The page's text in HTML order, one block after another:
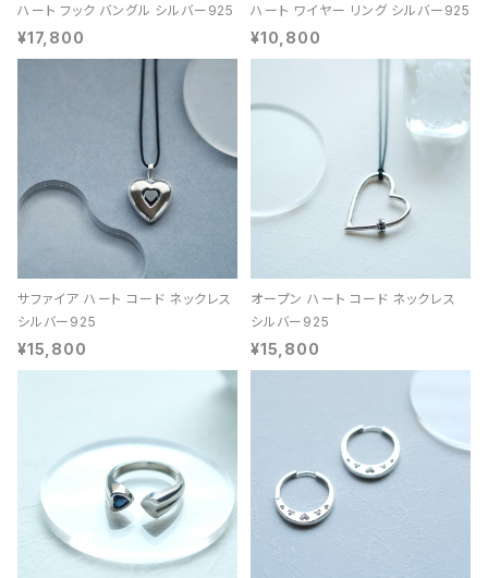
ハート フック バングル シルバー925
¥17,800
ハート ワイヤー リング シルバー925
¥10,800
サファイア ハート コード ネックレス
シルバー925
¥15,800
オープン ハート コード ネックレス
シルバー925
¥15,800